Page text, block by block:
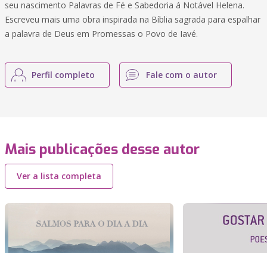
seu nascimento Palavras de Fé e Sabedoria á Notável Helena.
Escreveu mais uma obra inspirada na Bíblia sagrada para espalhar
a palavra de Deus em Promessas o Povo de Iavé.
Perfil completo Fale com o autor
Mais publicações desse autor
Ver a lista completa